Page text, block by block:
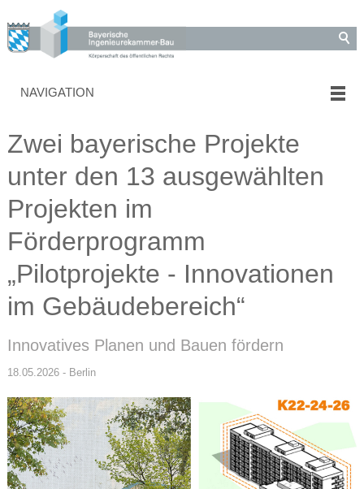
NAVIGATION
Zwei bayerische Projekte
unter den 13 ausgewählten
Projekten im
Förderprogramm
„Pilotprojekte - Innovationen
im Gebäudebereich“
Innovatives Planen und Bauen fördern
18.05.2026 - Berlin